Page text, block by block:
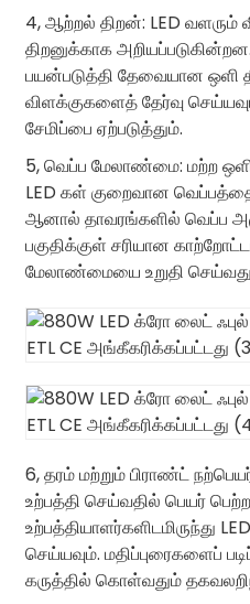
4, ஆற்றல் திறன்: LED
திறனுக்காக
பயன்படுத்தி தேவையான ஒளி
விளக்குகளைத் தேர்வு
சேமிப்பை ஏற்படுத்தும்.
5, வெப்ப மேலாண்மை: மற்ற
LED கள் குறைவான
ஆனால் தாவரங்களில் வெப்ப
பகுதிக்குள் சரியான
மேலாண்மையை உறுதி
6, தரம் மற்றும் பிராண்ட்
உற்பத்தி செய்வதில் பெயர்
உற்பத்தியாளர்களிடமிருந்து
செய்யவும். மதிப்புரைகளைப்
கருத்தில் கொள்வதும்